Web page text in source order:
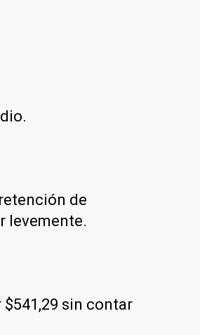
de
levemente.
sin contar